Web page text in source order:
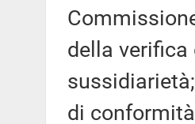
della
di